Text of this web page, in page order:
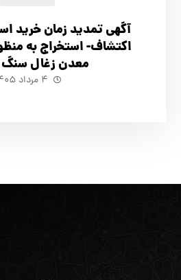
آگهي تمدید زمان خرید
اکتشاف- استخراج به
معدن زغال سنگ
۴ مرداد ۱۴۰۵